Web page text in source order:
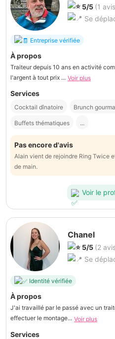
5/5 (1
Se
Entreprise vérifiée
À propos
Traiteur depuis 10 ans en activité
l'argent à tout prix ... Voir plus
Services
Cocktail dînatoire Brunch
Buffets thématiques ...
Pas encore d'avis
Alain vient de rejoindre Ring Twice
de main.
Voir le
Chanel
5/5 (2
Se
Identité vérifiée
À propos
J'ai travaillé par le passé avec un
effectuer le montage... Voir plus
Services